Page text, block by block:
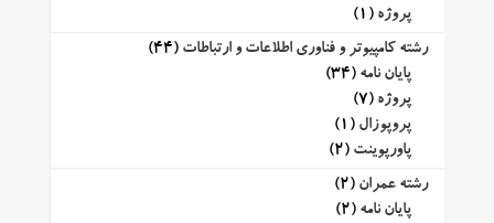
پروژه (1)
رشته کامپیوتر و فناوری اطلاعات و ارتباطات (44)
پایان نامه (34)
پروژه (7)
پروپوزال (1)
پاورپوینت (2)
رشته عمران (2)
پایان نامه (2)